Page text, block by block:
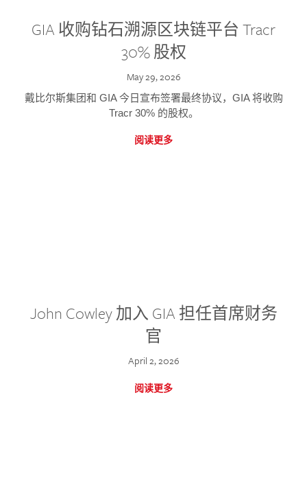
GIA 收购钻石溯源区块链平台 Tracr
30% 股权
May 29, 2026
戴比尔斯集团和 GIA 今日宣布签署最终协议，GIA 将收购
Tracr 30% 的股权。
阅读更多
John Cowley 加入 GIA 担任首席财务
官
April 2, 2026
阅读更多